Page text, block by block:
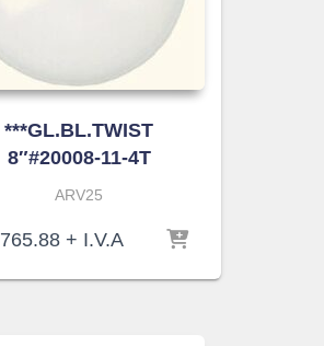
***GL.BL.TWIST
8″#20008-11-4T
ARV25
765.88 + I.V.A